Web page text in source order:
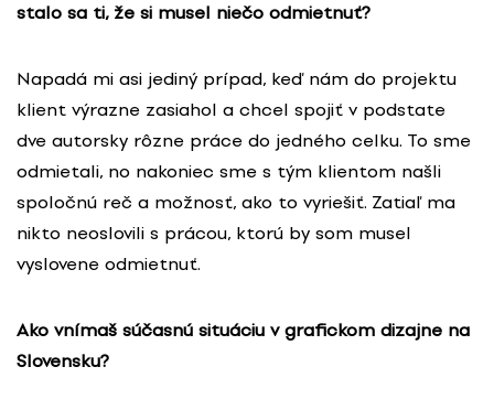
stalo sa ti, že si musel niečo odmietnuť?
Napadá mi asi jediný prípad, keď nám do projektu
klient výrazne zasiahol a chcel spojiť v podstate
dve autorsky rôzne práce do jedného celku. To sme
odmietali, no nakoniec sme s tým klientom našli
spoločnú reč a možnosť, ako to vyriešiť. Zatiaľ ma
nikto neoslovili s prácou, ktorú by som musel
vyslovene odmietnuť.
Ako vnímaš súčasnú situáciu v grafickom dizajne na
Slovensku?